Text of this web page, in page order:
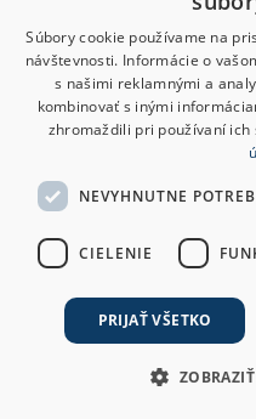
Súbory cookie používame na
návštevnosti. Informácie o
s našimi reklamnými a
kombinovať s inými
zhromaždili pri používaní
NEVYHNUTNE
CIELENIE
PRIJAŤ VŠETKO